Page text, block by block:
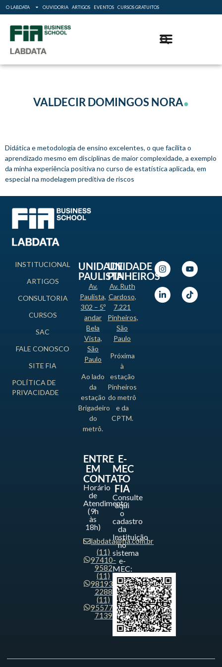
O LABDATA OUVIDORIA ARTIGOS EVENTOS CURSOS GRATUITOS
VALDECIR DOMINGOS NORA.
Didática e metodologia de ensino excelentes, o que facilita o
aprendizado mesmo em disciplinas de maior complexidade, a exemplo
da minha experiência positiva no curso de estatística aplicada, em
especial na modelagem preditiva de riscos
INSTITUCIONAL
ARTIGOS
CONSULTORIA
CURSOS
SAC
FALE CONOSCO
SITE FIA
POLÍTICA DE
PRIVACIDADE
UNIDADE
PAULISTA
Av.
Paulista,
302 – 5º
andar
Bela
Vista,
São
Paulo
Ao lado
da
estação
Brigadeiro
do
metrô.
UNIDADE
PINHEIROS
Av. Ruth
Cardoso,
7.221
Pinheiros,
São
Paulo
Próxima
à
estação
Pinheiros
do metrô
e da
CPTM.
ENTRE
EM
CONTATO
Horário
de
Atendimento
(9h
às
18h)
labdata@fia.com.br
(11)
97410-
9582
(11)
98193-
2288
(11)
95577-
7139
E-
MEC
-
FIA
Consulte
aqui
o
cadastro
da
Instituição
no
sistema
e-
MEC: